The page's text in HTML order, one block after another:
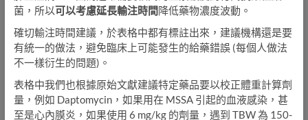
菌，所以可以考慮延長輸注時間降低藥物濃度波動。
確切輸注時間建議，於表格中都有標註出來，建議機構還是要
有統一的做法，避免臨床上可能發生的給藥錯誤 (每個人做法
不一樣衍生的問題)。
表格中我們也根據原始文獻建議特定藥品要以校正體重計算劑
量，例如 Daptomycin，如果用在 MSSA 引起的血液感染，甚
至是心內膜炎，如果使用 6 mg/kg 的劑量，遇到 TBW 為 150-